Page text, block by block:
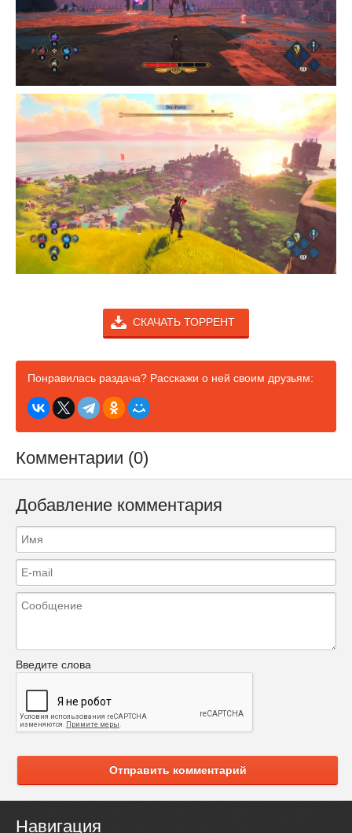
СКАЧАТЬ ТОРРЕНТ
Понравилась раздача? Расскажи о ней своим друзьям:
Комментарии (0)
Добавление комментария
Введите слова
Отправить комментарий
Навигация